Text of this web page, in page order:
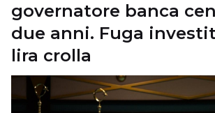
governatore banca
due anni. Fuga
lira crolla